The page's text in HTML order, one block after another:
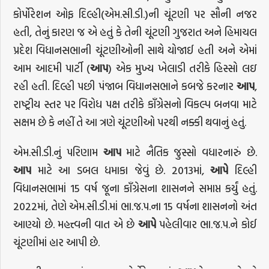
કોર્પોરેશન ઓફ દિલ્હી(એમ.સી.ડી.)ની ચૂંટણી પર સૌની નજર
હતી, તેનું કારણ જ એ હતું કે તેની ચૂંટણી ગુજરાત અને હિમાચલ
પ્રદેશ વિધાનસભાની ચૂંટણીઓની સાથે યોજાઈ હતી અને એમાં
આમ આદમી પાર્ટી (આપ) એક મુખ્ય ખેલાડી તરીકે હિસ્સો લઇ
રહી હતી. દિલ્હી પછી પંજાબ વિધાનસભાને કબજે કરનાર આપ,
રાષ્ટ્રીય સ્તર પર વિરોધ પક્ષ તરીકે કાઁગ્રેસનો વિકલ્પ બનવા માટે
સક્ષમ છે કે નહીં તે આ ત્રણે ચૂંટણીઓ પરથી નક્કી થવાનું હતું.
એમ.સી.ડી.નું પરિણામ આપમાટે નૈતિક જુસ્સો વધારનારું છે.
આપ માટે આ ડબલ ધમાકા જેવું છે. 2013માં,આપે દિલ્હી
વિધાનસભામાં 15 વર્ષ જૂના કાઁગ્રેસના શાસનને સમાપ્ત કર્યું હતું.
2022માં, તેણે એમ.સી.ડી.માં ભા.જ.પ.ના 15 વર્ષના શાસનનો અંત
આણ્યો છે. મહત્ત્વની વાત એ છે આપેપહેલીવાર ભા.જ.પ.ને કોઈ
ચૂંટણીમાં હાર આપી છે.